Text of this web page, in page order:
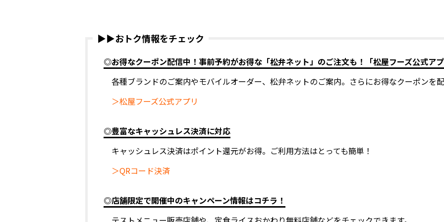
▶▶おトク情報をチェック
◎お得なクーポン配信中！事前予約がお得な「松弁ネット」のご注文も！「松屋フーズ公式アプ
各種ブランドのご案内やモバイルオーダー、松弁ネットのご案内。さらにお得なクーポンを配
＞松屋フーズ公式アプリ
◎豊富なキャッシュレス決済に対応
キャッシュレス決済はポイント還元がお得。ご利用方法はとっても簡単！
＞QRコード決済
◎店舗限定で開催中のキャンペーン情報はコチラ！